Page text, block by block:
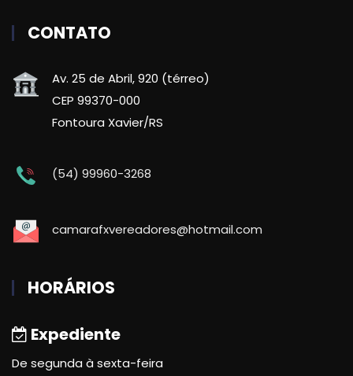
CONTATO
Av. 25 de Abril, 920 (térreo)
CEP 99370-000
Fontoura Xavier/RS
(54) 99960-3268
camarafxvereadores@hotmail.com
HORÁRIOS
Expediente
De segunda à sexta-feira